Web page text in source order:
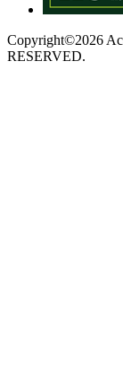
Copyright©2026
RESERVED.